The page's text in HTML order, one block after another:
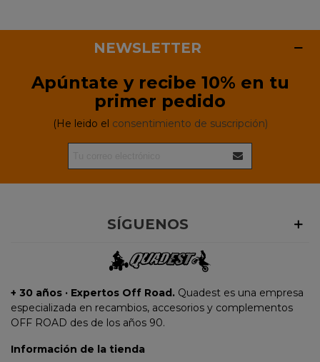
NEWSLETTER
Apúntate y recibe 10% en tu
primer pedido
(He leido el consentimiento de suscripción)
SÍGUENOS
+ 30 años · Expertos Off Road. Quadest es una empresa
especializada en recambios, accesorios y complementos
OFF ROAD des de los años 90.
Información de la tienda